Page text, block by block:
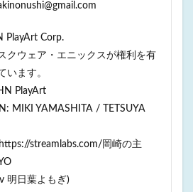
PlayArt Corp.
クウェア・エニックスが権利を有
います。
PlayArt
MIKI YAMASHITA / TETSUYA
streamlabs.com/岡崎の主
明日葉よもぎ)